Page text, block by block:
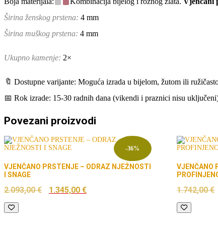
Širina ženskog prstena: 4 mm
Širina muškog prstena: 4 mm
Ukupno kamenje: 2×
🔖 Dostupne varijante: Moguća izrada u bijelom, žutom ili
📅 Rok izrade: 15-30 radnih dana (vikendi i praznici nisu
Povezani proizvodi
-36%
VJENČANO PRSTENJE – ODRAZ NJEŽNOSTI
I SNAGE
2.093,00€
Izvorna
1.345,00 €
VJENČANO
1.742,00€